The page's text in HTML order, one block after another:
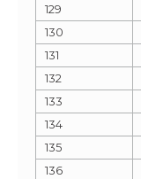
129
130
131
132
133
134
135
136